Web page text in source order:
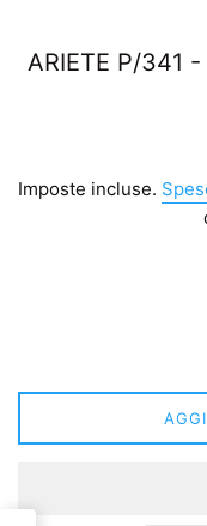
ARIETE P/341
Imposte incluse.